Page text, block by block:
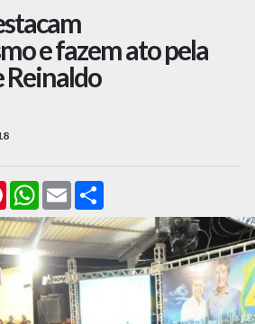
e fazem ato pela
Reinaldo
PinterestWhatsApp
Email